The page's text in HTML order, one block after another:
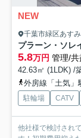
NEW
千葉市緑区あす
プラーン・ソ
5.8万円 管理/共
42.63㎡ (1LDK) /
外房線「土気」
駐輪場 CATV
他社様で検討され